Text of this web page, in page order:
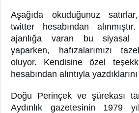
Aşağıda okuduğunuz
twitter hesabından
ajanlığa varan bu siyasal
yaparken, hafızalarımızı
oluyor. Kendisine özel
hesabından alıntıyla
Doğu Perinçek ve şürekası
Aydınlık gazetesinin 1979